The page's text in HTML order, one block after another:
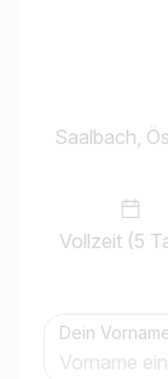
Saalbach,
Vollzeit (5
Dein